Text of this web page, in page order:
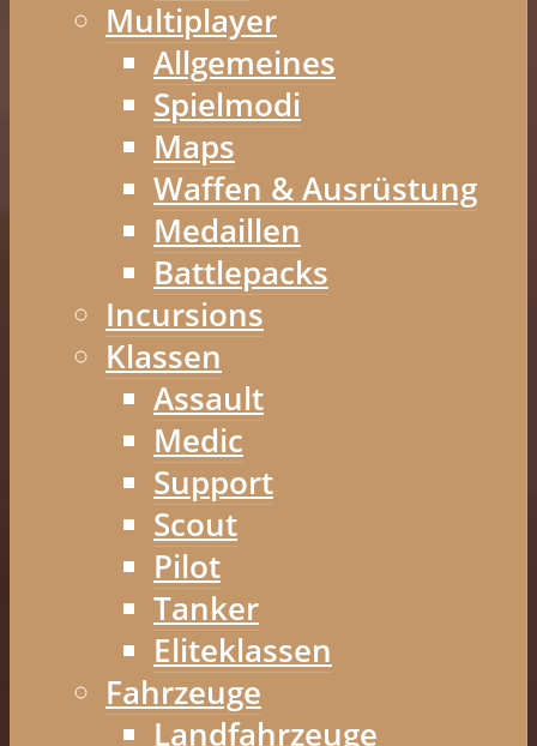
Multiplayer
Allgemeines
Spielmodi
Maps
Waffen & Ausrüstung
Medaillen
Battlepacks
Incursions
Klassen
Assault
Medic
Support
Scout
Pilot
Tanker
Eliteklassen
Fahrzeuge
Landfahrzeuge